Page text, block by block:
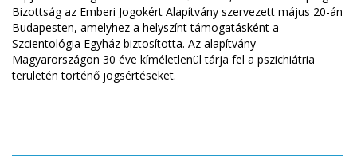
Bizottság az Emberi Jogokért Alapítvány szervezett május 20-án
Budapesten, amelyhez a helyszínt támogatásként a
Szcientológia Egyház biztosította. Az alapítvány
Magyarországon 30 éve kíméletlenül tárja fel a pszichiátria
területén történő jogsértéseket.